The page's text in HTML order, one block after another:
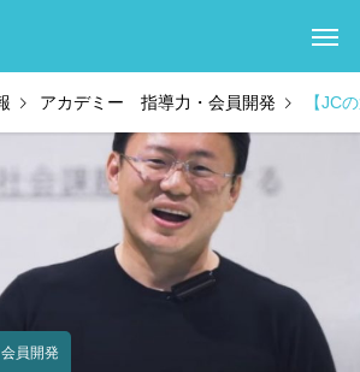
アカデミー 指導力・会員開発 【JC
員開発